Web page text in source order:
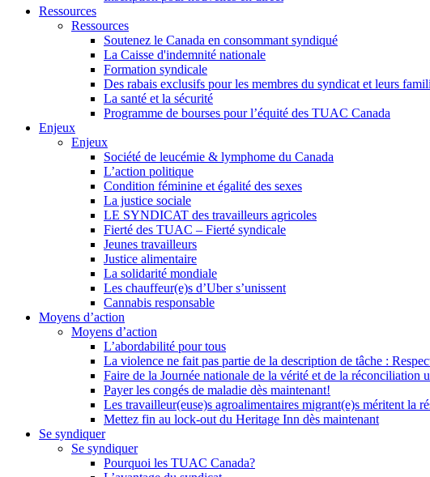
Ressources
Ressources
Soutenez le Canada en consommant syndiqué
La Caisse d'indemnité nationale
Formation syndicale
Des rabais exclusifs pour les membres du syndicat et leurs
La santé et la sécurité
Programme de bourses pour l’équité des TUAC Canada
Enjeux
Enjeux
Société de leucémie & lymphome du Canada
L’action politique
Condition féminine et égalité des sexes
La justice sociale
LE SYNDICAT des travailleurs agricoles
Fierté des TUAC – Fierté syndicale
Jeunes travailleurs
Justice alimentaire
La solidarité mondiale
Les chauffeur(e)s d’Uber s’unissent
Cannabis responsable
Moyens d’action
Moyens d’action
L’abordabilité pour tous
La violence ne fait pas partie de la description de tâche :
Faire de la Journée nationale de la vérité et de la réconciliation
Payer les congés de maladie dès maintenant!
Les travailleur(euse)s agroalimentaires migrant(e)s méritent la
Mettez fin au lock-out du Heritage Inn dès maintenant
Se syndiquer
Se syndiquer
Pourquoi les TUAC Canada?